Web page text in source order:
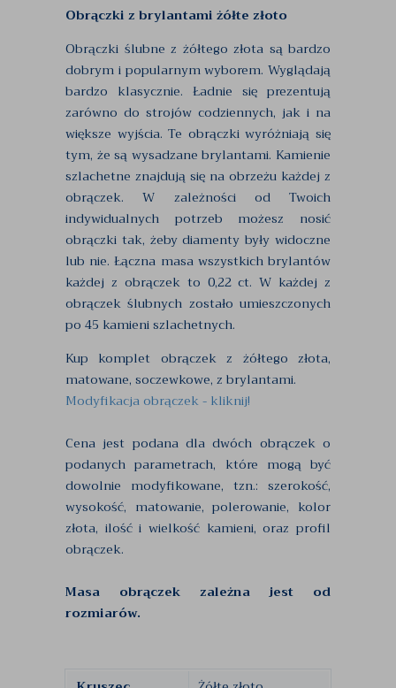
Obrączki z brylantami żółte złoto
Obrączki ślubne z żółtego złota są bardzo
dobrym i popularnym wyborem. Wyglądają
bardzo klasycznie. Ładnie się prezentują
zarówno do strojów codziennych, jak i na
większe wyjścia. Te obrączki wyróżniają się
tym, że są wysadzane brylantami. Kamienie
szlachetne znajdują się na obrzeżu każdej z
obrączek. W zależności od Twoich
indywidualnych potrzeb możesz nosić
obrączki tak, żeby diamenty były widoczne
lub nie. Łączna masa wszystkich brylantów
każdej z obrączek to 0,22 ct. W każdej z
obrączek ślubnych zostało umieszczonych
po 45 kamieni szlachetnych.
Kup komplet obrączek z żółtego złota,
matowane, soczewkowe, z brylantami.
Modyfikacja obrączek - kliknij!
Cena jest podana dla dwóch obrączek o
podanych parametrach, które mogą być
dowolnie modyfikowane, tzn.: szerokość,
wysokość, matowanie, polerowanie, kolor
złota, ilość i wielkość kamieni, oraz profil
obrączek.
Masa obrączek zależna jest od
rozmiarów.